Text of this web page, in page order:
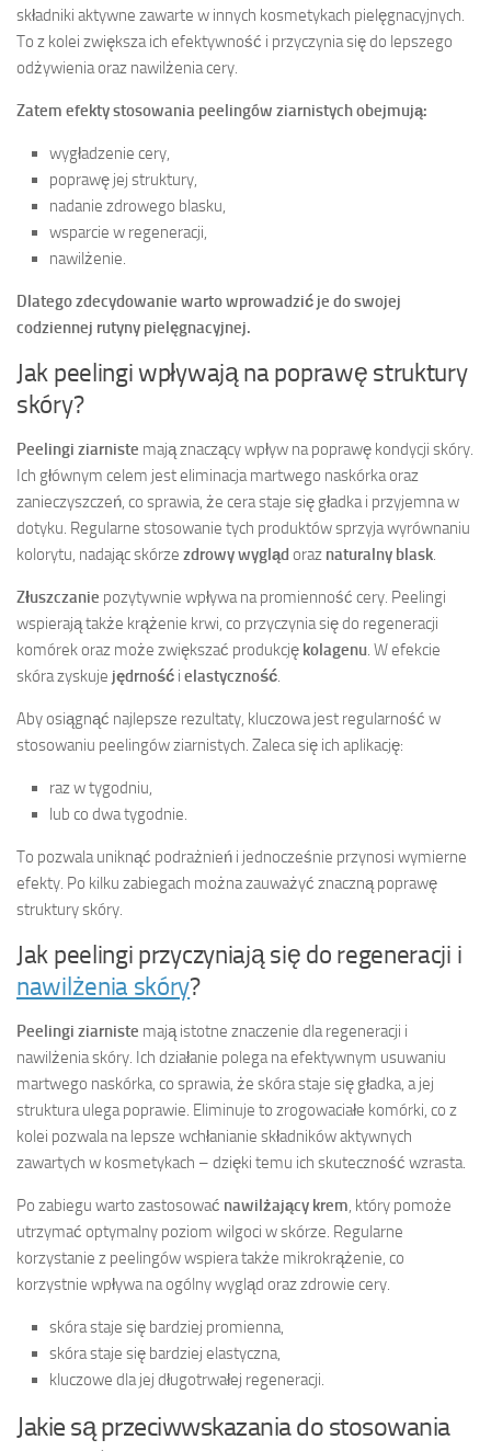
składniki aktywne zawarte w innych kosmetykach pielęgnacyjnych.
To z kolei zwiększa ich efektywność i przyczynia się do lepszego
odżywienia oraz nawilżenia cery.
Zatem efekty stosowania peelingów ziarnistych obejmują:
wygładzenie cery,
poprawę jej struktury,
nadanie zdrowego blasku,
wsparcie w regeneracji,
nawilżenie.
Dlatego zdecydowanie warto wprowadzić je do swojej
codziennej rutyny pielęgnacyjnej.
Jak peelingi wpływają na poprawę struktury
skóry?
Peelingi ziarniste mają znaczący wpływ na poprawę kondycji skóry.
Ich głównym celem jest eliminacja martwego naskórka oraz
zanieczyszczeń, co sprawia, że cera staje się gładka i przyjemna w
dotyku. Regularne stosowanie tych produktów sprzyja wyrównaniu
kolorytu, nadając skórze zdrowy wygląd oraz naturalny blask.
Złuszczanie pozytywnie wpływa na promienność cery. Peelingi
wspierają także krążenie krwi, co przyczynia się do regeneracji
komórek oraz może zwiększać produkcję kolagenu. W efekcie
skóra zyskuje jędrność i elastyczność.
Aby osiągnąć najlepsze rezultaty, kluczowa jest regularność w
stosowaniu peelingów ziarnistych. Zaleca się ich aplikację:
raz w tygodniu,
lub co dwa tygodnie.
To pozwala uniknąć podrażnień i jednocześnie przynosi wymierne
efekty. Po kilku zabiegach można zauważyć znaczną poprawę
struktury skóry.
Jak peelingi przyczyniają się do regeneracji i
nawilżenia skóry?
Peelingi ziarniste mają istotne znaczenie dla regeneracji i
nawilżenia skóry. Ich działanie polega na efektywnym usuwaniu
martwego naskórka, co sprawia, że skóra staje się gładka, a jej
struktura ulega poprawie. Eliminuje to zrogowaciałe komórki, co z
kolei pozwala na lepsze wchłanianie składników aktywnych
zawartych w kosmetykach – dzięki temu ich skuteczność wzrasta.
Po zabiegu warto zastosować nawilżający krem, który pomoże
utrzymać optymalny poziom wilgoci w skórze. Regularne
korzystanie z peelingów wspiera także mikrokrążenie, co
korzystnie wpływa na ogólny wygląd oraz zdrowie cery.
skóra staje się bardziej promienna,
skóra staje się bardziej elastyczna,
kluczowe dla jej długotrwałej regeneracji.
Jakie są przeciwwskazania do stosowania